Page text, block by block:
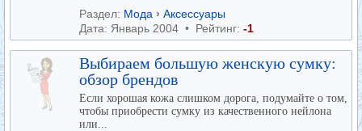
Раздел: Мода › Аксессуары
Дата: Январь 2004 • Рейтинг: -1
Выбираем большую женскую сумку:
обзор брендов
Если хорошая кожа слишком дорога, подумайте о том,
чтобы приобрести сумку из качественного нейлона
или...